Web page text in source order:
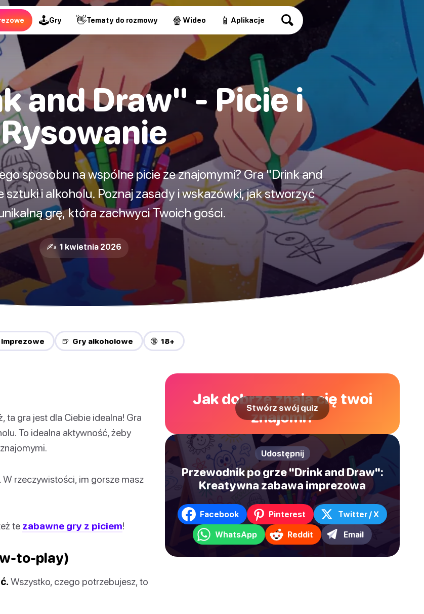
🕹Gry 👋Tematy do rozmowy 🍿 Wideo 📱 Aplikacje
and Draw" - Picie i
Rysowanie
sposobu na wspólne picie ze znajomymi? Gra "Drink and
sztuki i alkoholu. Poznaj zasady i wskazówki, jak stworzyć
grę, która zachwyci Twoich gości.
✍️ 1 kwietnia 2026
🍺 Gry alkoholowe 🔞 18+
ta gra jest dla Ciebie idealna! Gra
To idealna aktywność, żeby
W rzeczywistości, im gorsze masz
te zabawne gry z piciem!
to-play)
Wszystko, czego potrzebujesz, to
Jak dobrze znają cię twoi
znajomi?
Stwórz swój quiz
Udostępnij
Przewodnik po grze "Drink and Draw":
Kreatywna zabawa imprezowa
Facebook Pinterest Twitter / X
WhatsApp Reddit Email